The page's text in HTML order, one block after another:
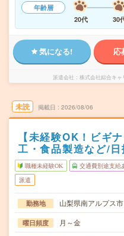
年齢層
20代
30
気になる! 応
派遣会社 株式会社綜合キ
未読 掲載日 2026/08/06
【未経験OK！ビギ
工・食品製造など/
職種未経験OK 交通費別途支給
派遣
勤務地 山梨県南アルプス市
曜日頻度 月～金